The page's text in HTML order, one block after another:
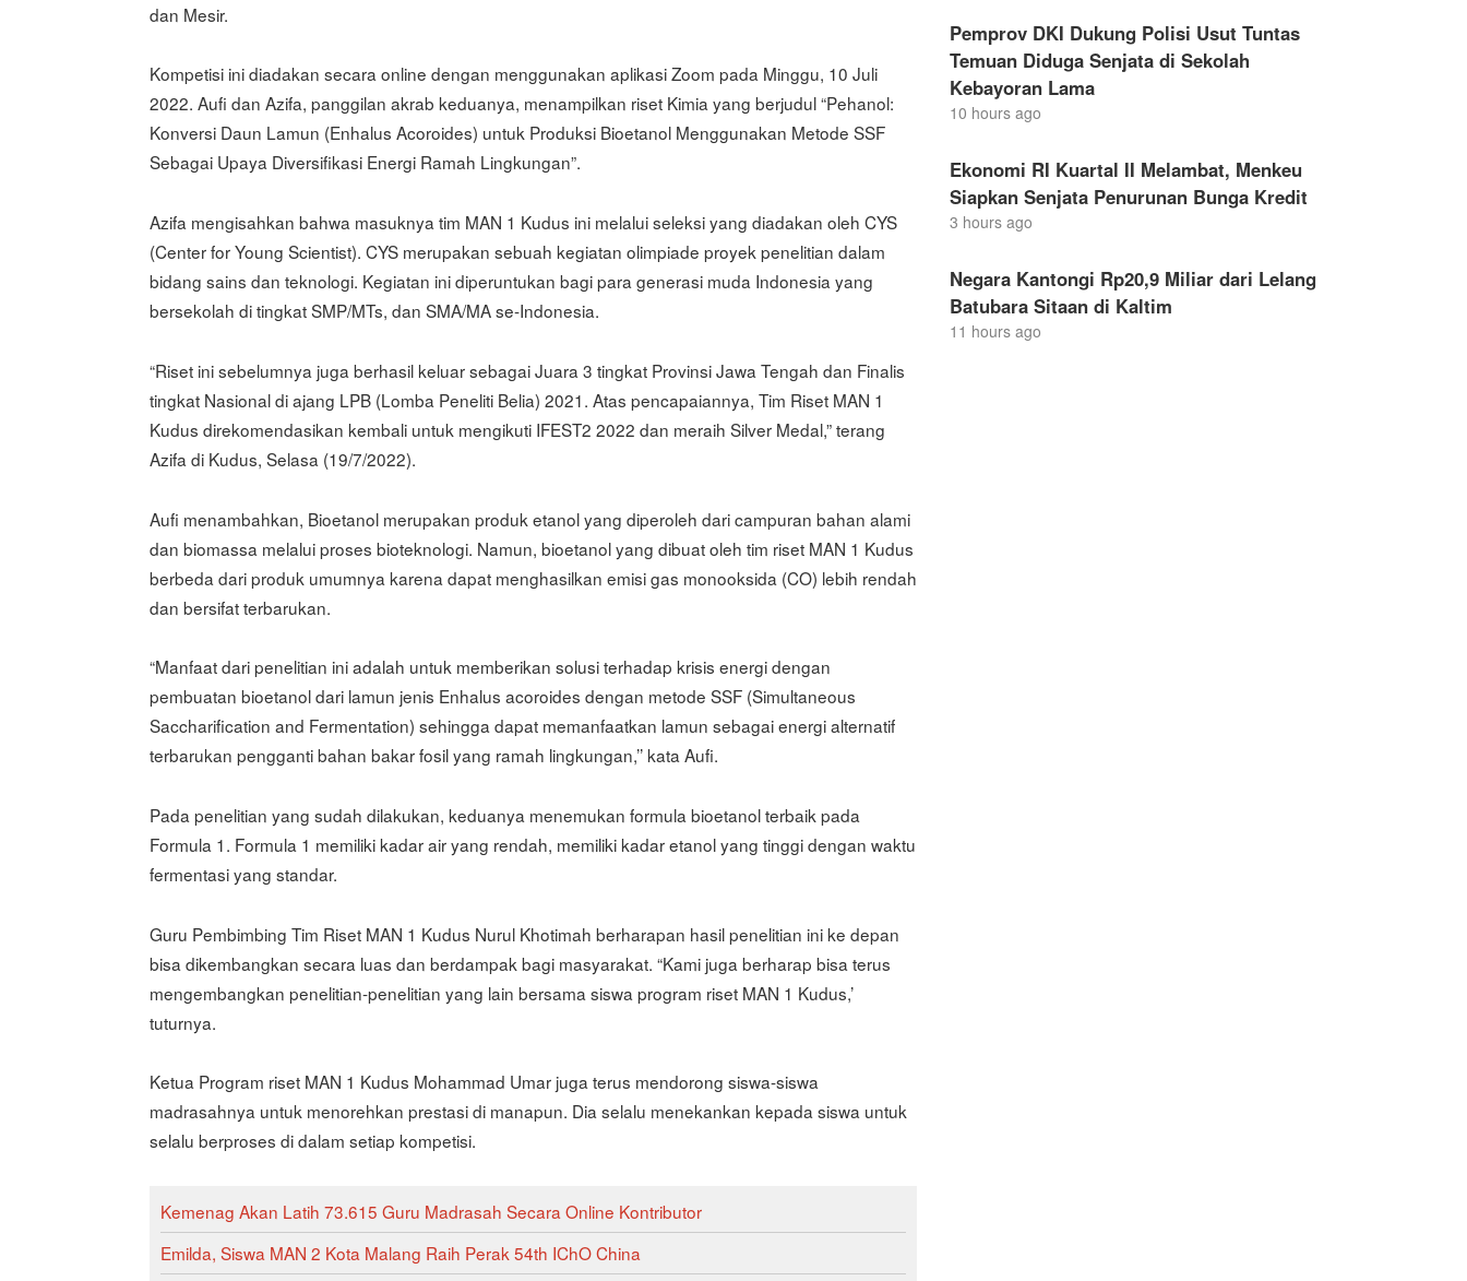
dan Mesir.
Kompetisi ini diadakan secara online dengan menggunakan aplikasi Zoom pada Minggu, 10 Juli
2022. Aufi dan Azifa, panggilan akrab keduanya, menampilkan riset Kimia yang berjudul “Pehanol:
Konversi Daun Lamun (Enhalus Acoroides) untuk Produksi Bioetanol Menggunakan Metode SSF
Sebagai Upaya Diversifikasi Energi Ramah Lingkungan”.
Azifa mengisahkan bahwa masuknya tim MAN 1 Kudus ini melalui seleksi yang diadakan oleh CYS
(Center for Young Scientist). CYS merupakan sebuah kegiatan olimpiade proyek penelitian dalam
bidang sains dan teknologi. Kegiatan ini diperuntukan bagi para generasi muda Indonesia yang
bersekolah di tingkat SMP/MTs, dan SMA/MA se-Indonesia.
“Riset ini sebelumnya juga berhasil keluar sebagai Juara 3 tingkat Provinsi Jawa Tengah dan Finalis
tingkat Nasional di ajang LPB (Lomba Peneliti Belia) 2021. Atas pencapaiannya, Tim Riset MAN 1
Kudus direkomendasikan kembali untuk mengikuti IFEST2 2022 dan meraih Silver Medal,” terang
Azifa di Kudus, Selasa (19/7/2022).
Aufi menambahkan, Bioetanol merupakan produk etanol yang diperoleh dari campuran bahan alami
dan biomassa melalui proses bioteknologi. Namun, bioetanol yang dibuat oleh tim riset MAN 1 Kudus
berbeda dari produk umumnya karena dapat menghasilkan emisi gas monooksida (CO) lebih rendah
dan bersifat terbarukan.
“Manfaat dari penelitian ini adalah untuk memberikan solusi terhadap krisis energi dengan
pembuatan bioetanol dari lamun jenis Enhalus acoroides dengan metode SSF (Simultaneous
Saccharification and Fermentation) sehingga dapat memanfaatkan lamun sebagai energi alternatif
terbarukan pengganti bahan bakar fosil yang ramah lingkungan,’’ kata Aufi.
Pada penelitian yang sudah dilakukan, keduanya menemukan formula bioetanol terbaik pada
Formula 1. Formula 1 memiliki kadar air yang rendah, memiliki kadar etanol yang tinggi dengan waktu
fermentasi yang standar.
Guru Pembimbing Tim Riset MAN 1 Kudus Nurul Khotimah berharapan hasil penelitian ini ke depan
bisa dikembangkan secara luas dan berdampak bagi masyarakat. “Kami juga berharap bisa terus
mengembangkan penelitian-penelitian yang lain bersama siswa program riset MAN 1 Kudus,’
tuturnya.
Ketua Program riset MAN 1 Kudus Mohammad Umar juga terus mendorong siswa-siswa
madrasahnya untuk menorehkan prestasi di manapun. Dia selalu menekankan kepada siswa untuk
selalu berproses di dalam setiap kompetisi.
Kemenag Akan Latih 73.615 Guru Madrasah Secara Online Kontributor
Emilda, Siswa MAN 2 Kota Malang Raih Perak 54th IChO China
Pemprov DKI Dukung Polisi Usut Tuntas
Temuan Diduga Senjata di Sekolah
Kebayoran Lama
10 hours ago
Ekonomi RI Kuartal II Melambat, Menkeu
Siapkan Senjata Penurunan Bunga Kredit
3 hours ago
Negara Kantongi Rp20,9 Miliar dari Lelang
Batubara Sitaan di Kaltim
11 hours ago